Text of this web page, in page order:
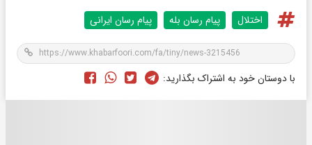
اختلال پیام رسان بله پیام رسان ایرانی
با دوستان خود به اشتراک بگذارید: